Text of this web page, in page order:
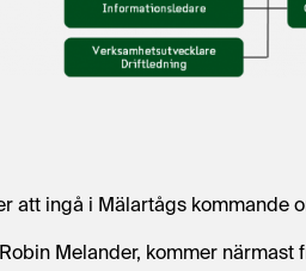
att ingå i Mälartågs kommande
Robin Melander, kommer